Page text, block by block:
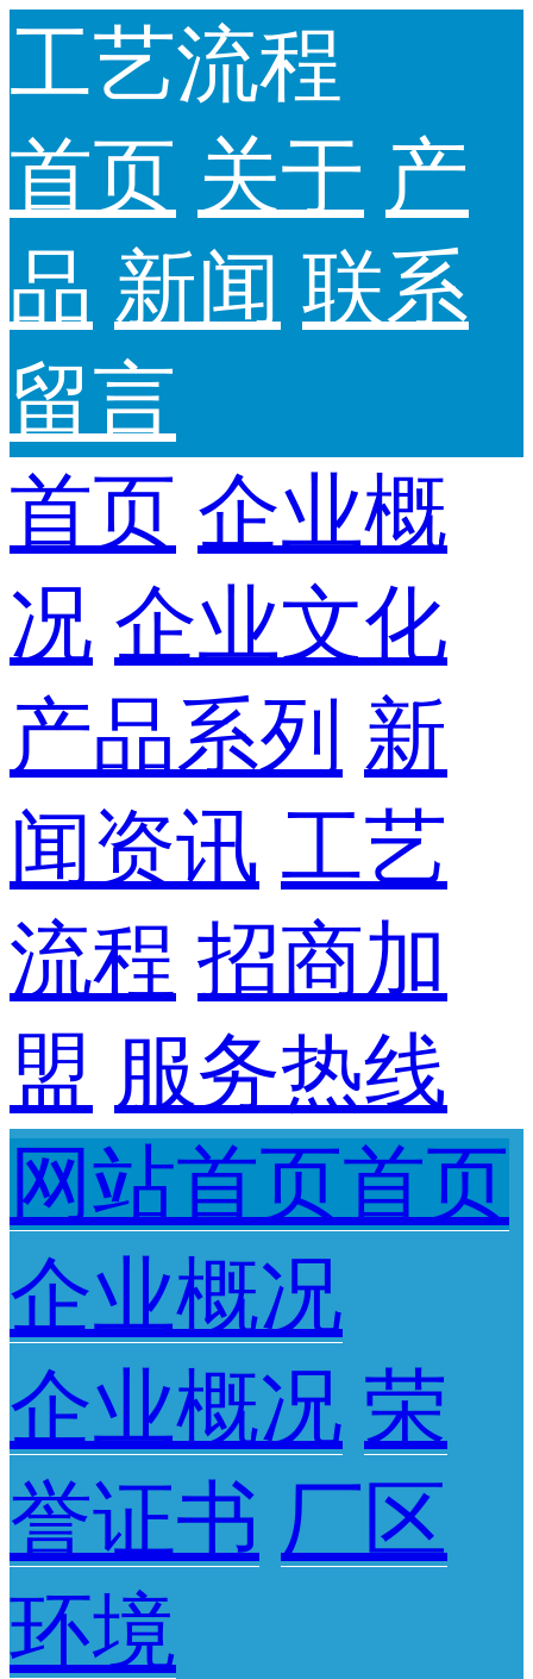
工艺流程
首页 关于 产
品 新闻 联系
留言
首页 企业概
况 企业文化
产品系列 新
闻资讯 工艺
流程 招商加
盟 服务热线
网站首页首页
企业概况
企业概况 荣
誉证书 厂区
环境